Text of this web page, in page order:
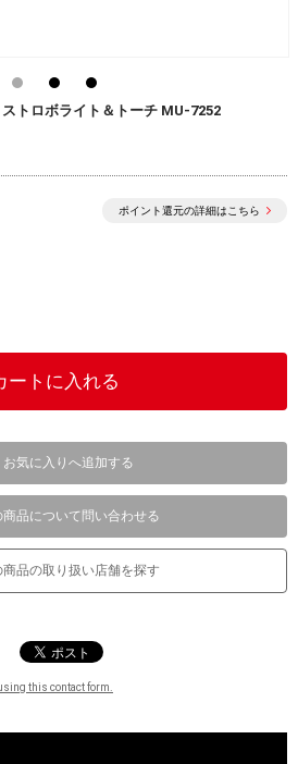
トロボライト＆トーチ MU-7252
ポイント還元の詳細はこちら
お気に入りへ追加する
商品について問い合わせる
商品の取り扱い店舗を探す
this contact form.